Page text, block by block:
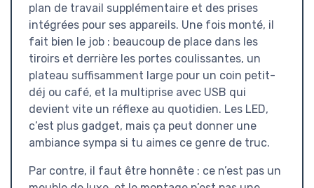
plan de travail supplémentaire et des prises
intégrées pour ses appareils. Une fois monté, il
fait bien le job : beaucoup de place dans les
tiroirs et derrière les portes coulissantes, un
plateau suffisamment large pour un coin petit-
déj ou café, et la multiprise avec USB qui
devient vite un réflexe au quotidien. Les LED,
c’est plus gadget, mais ça peut donner une
ambiance sympa si tu aimes ce genre de truc.
Par contre, il faut être honnête : ce n’est pas un